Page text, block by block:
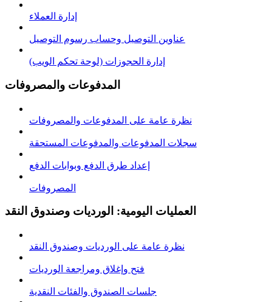
إدارة العملاء
عناوين التوصيل وحساب رسوم التوصيل
إدارة الحجوزات (لوحة تحكم الويب)
المدفوعات والمصروفات
نظرة عامة على المدفوعات والمصروفات
سجلات المدفوعات والمدفوعات المستحقة
إعداد طرق الدفع وبوابات الدفع
المصروفات
العمليات اليومية: الورديات وصندوق النقد
نظرة عامة على الوردیات وصندوق النقد
فتح وإغلاق ومراجعة الوردیات
جلسات الصندوق والفئات النقدية